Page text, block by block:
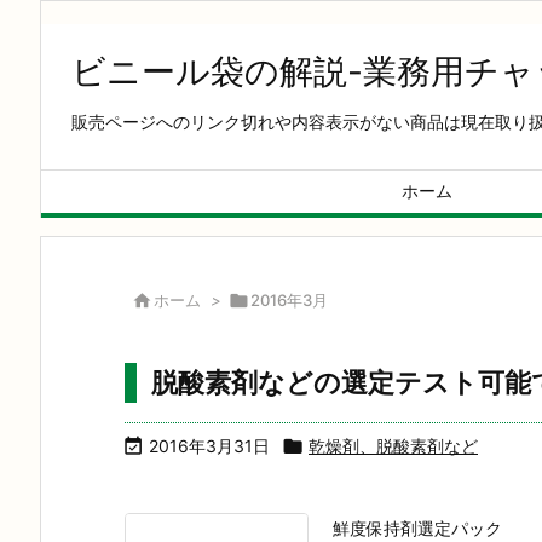
ビニール袋の解説-業務用チ
販売ページへのリンク切れや内容表示がない商品は現在取り
ホーム
 ホーム > 2016年3月
脱酸素剤などの選定テスト可能
 2016年3月31日  乾燥剤、脱酸素剤など
鮮度保持剤選定パック